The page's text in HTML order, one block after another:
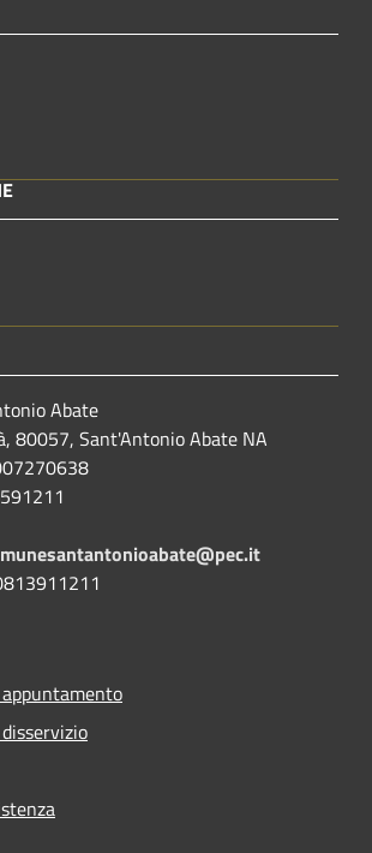
Abate
80057, Sant'Antonio Abate NA